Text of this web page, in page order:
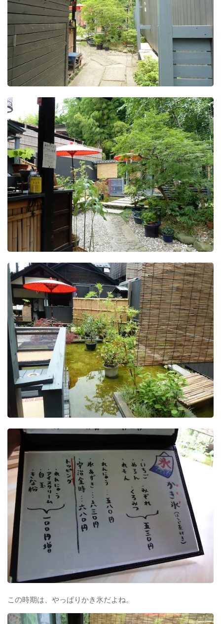
この時期は、やっぱりかき氷だよね。